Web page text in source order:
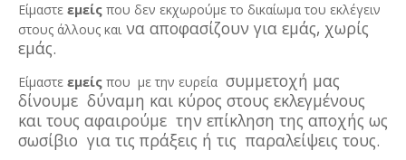
Είμαστε εμείς που δεν εκχωρούμε το δικαίωμα του εκλέγειν
στους άλλους καινα αποφασίζουν για εμάς, χωρίς
εμάς.
Είμαστε εμείς που με την ευρεία συμμετοχή μας
δίνουμε δύναμη και κύρος στους εκλεγμένους
και τους αφαιρούμε την επίκληση της αποχής ως
σωσίβιο για τις πράξεις ή τις παραλείψεις τους.